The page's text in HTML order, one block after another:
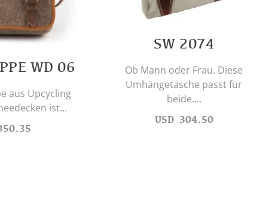
WD 06
aus Upcycling
ist...
SW 2074
Ob Mann oder Frau. Diese
Umhängetasche passt für
beide....
USD 304.50